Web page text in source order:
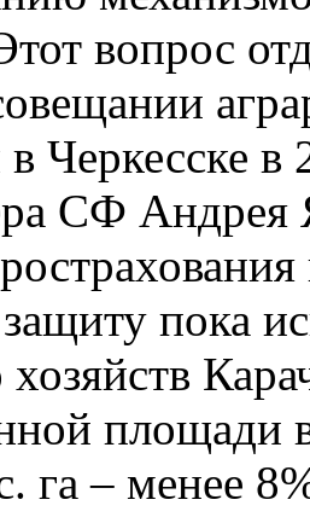
вопрос
Черкесске в
СФ Андрея
пока
хозяйств
площади
га – менее